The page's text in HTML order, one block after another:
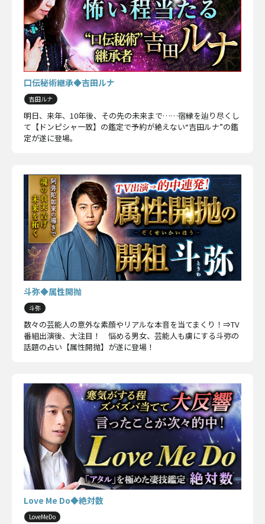
口伝秘術継承◆吉田ルナ
吉田ルナ
明日、来年、10年後、その先の未来まで……宿縁を辿り尽くし
て【ドンピシャ一致】の鑑定で予約が絶えない“吉田ルナ”の鑑
定が遂に登場。
斗弥◆属性開抛
斗弥
数々の芸能人の意外な素顔やリアルな本音を当てまくり！⇒TV
番組出演後、大注目！ 悩める男女、芸能人も虜にする斗弥の
話題の占い【属性開抛】が遂に登場！
Love Me Do◆絶対数
LoveMeDo